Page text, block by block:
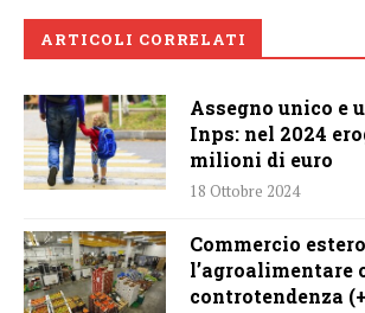
ARTICOLI CORRELATI
Assegno unico e
Inps: nel 2024
milioni di euro
18 Ottobre 2024
Commercio
l’agroalimentare
controtendenza